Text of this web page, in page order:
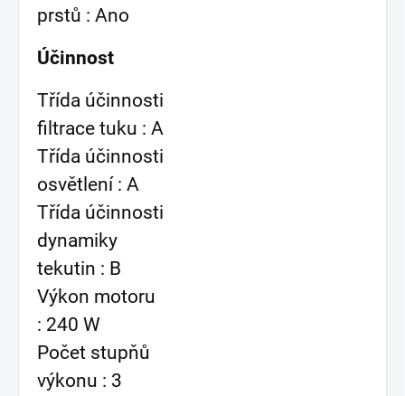
prstů : Ano
Účinnost
Třída účinnosti
filtrace tuku : A
Třída účinnosti
osvětlení : A
Třída účinnosti
dynamiky
tekutin : B
Výkon motoru
: 240 W
Počet stupňů
výkonu : 3